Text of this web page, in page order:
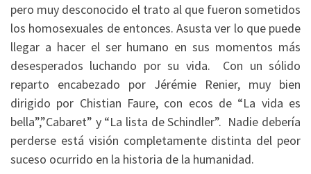
pero muy desconocido el trato al que fueron sometidos
los homosexuales de entonces. Asusta ver lo que puede
llegar a hacer el ser humano en sus momentos más
desesperados luchando por su vida. Con un sólido
reparto encabezado por Jérémie Renier, muy bien
dirigido por Chistian Faure, con ecos de “La vida es
bella”,”Cabaret” y “La lista de Schindler”. Nadie debería
perderse está visión completamente distinta del peor
suceso ocurrido en la historia de la humanidad.